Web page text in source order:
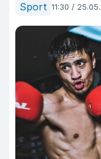
Sport 11:30 /